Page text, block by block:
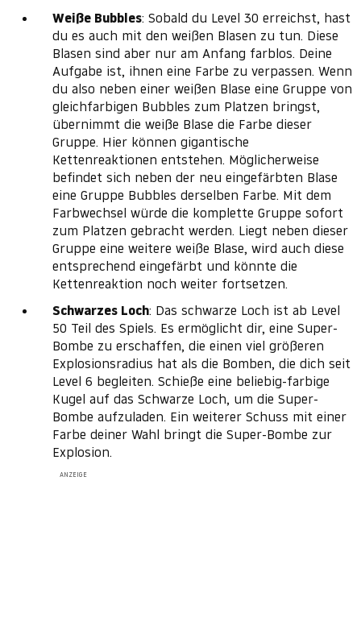
Weiße Bubbles: Sobald du Level 30 erreichst, hast
du es auch mit den weißen Blasen zu tun. Diese
Blasen sind aber nur am Anfang farblos. Deine
Aufgabe ist, ihnen eine Farbe zu verpassen. Wenn
du also neben einer weißen Blase eine Gruppe von
gleichfarbigen Bubbles zum Platzen bringst,
übernimmt die weiße Blase die Farbe dieser
Gruppe. Hier können gigantische
Kettenreaktionen entstehen. Möglicherweise
befindet sich neben der neu eingefärbten Blase
eine Gruppe Bubbles derselben Farbe. Mit dem
Farbwechsel würde die komplette Gruppe sofort
zum Platzen gebracht werden. Liegt neben dieser
Gruppe eine weitere weiße Blase, wird auch diese
entsprechend eingefärbt und könnte die
Kettenreaktion noch weiter fortsetzen.
Schwarzes Loch: Das schwarze Loch ist ab Level
50 Teil des Spiels. Es ermöglicht dir, eine Super-
Bombe zu erschaffen, die einen viel größeren
Explosionsradius hat als die Bomben, die dich seit
Level 6 begleiten. Schieße eine beliebig-farbige
Kugel auf das Schwarze Loch, um die Super-
Bombe aufzuladen. Ein weiterer Schuss mit einer
Farbe deiner Wahl bringt die Super-Bombe zur
Explosion.
ANZEIGE